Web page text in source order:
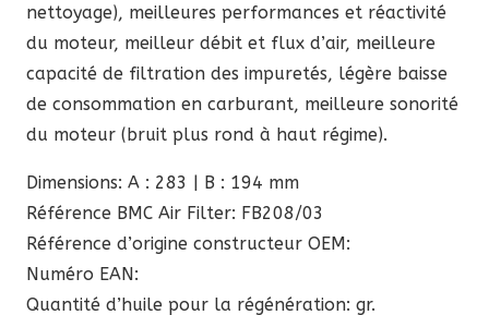
nettoyage), meilleures performances et réactivité
du moteur, meilleur débit et flux d’air, meilleure
capacité de filtration des impuretés, légère baisse
de consommation en carburant, meilleure sonorité
du moteur (bruit plus rond à haut régime).
Dimensions: A : 283 | B : 194 mm
Référence BMC Air Filter: FB208/03
Référence d’origine constructeur OEM:
Numéro EAN:
Quantité d’huile pour la régénération: gr.